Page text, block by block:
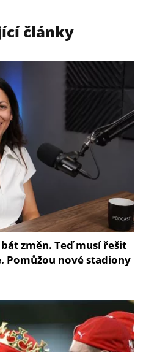
články
změn. Teď musí řešit
Pomůžou nové stadiony